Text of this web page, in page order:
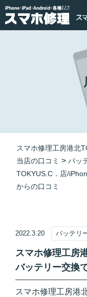
スマホ修理工房港北
当店の口コミ > バッ
TOKYUS.C．店/
からの口コミ
2022.3.20 バッテリ
スマホ修理工房
バッテリー交換
スマホ修理工房港